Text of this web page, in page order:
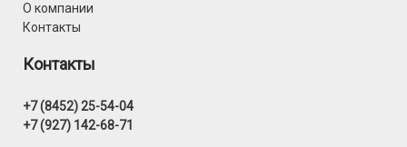
О компании
Контакты
Контакты
+7 (8452) 25-54-04
+7 (927) 142-68-71